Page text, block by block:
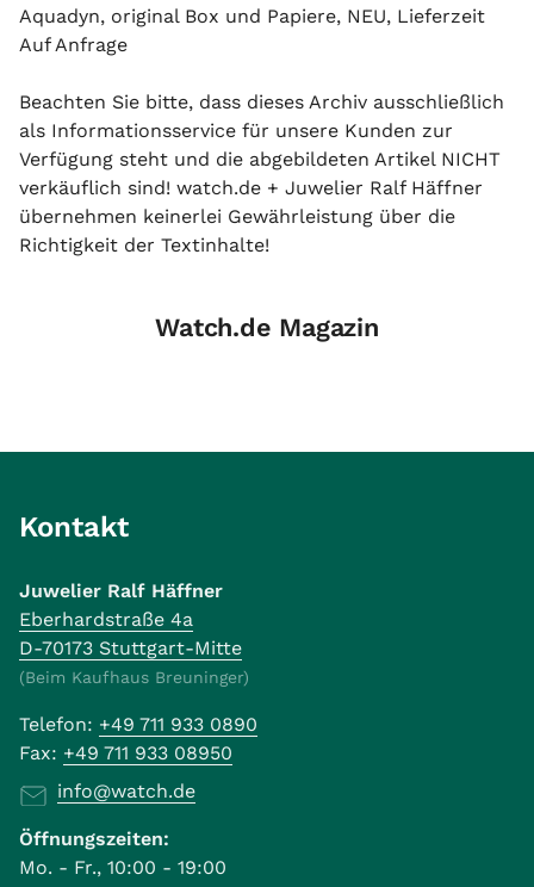
Aquadyn, original Box und Papiere, NEU, Lieferzeit
Auf Anfrage
Beachten Sie bitte, dass dieses Archiv ausschließlich
als Informationsservice für unsere Kunden zur
Verfügung steht und die abgebildeten Artikel NICHT
verkäuflich sind! watch.de + Juwelier Ralf Häffner
übernehmen keinerlei Gewährleistung über die
Richtigkeit der Textinhalte!
Watch.de Magazin
Kontakt
Juwelier Ralf Häffner
Eberhardstraße 4a
D-70173 Stuttgart-Mitte
(Beim Kaufhaus Breuninger)
Telefon: +49 711 933 0890
Fax: +49 711 933 08950
info@watch.de
Öffnungszeiten:
Mo. - Fr., 10:00 - 19:00